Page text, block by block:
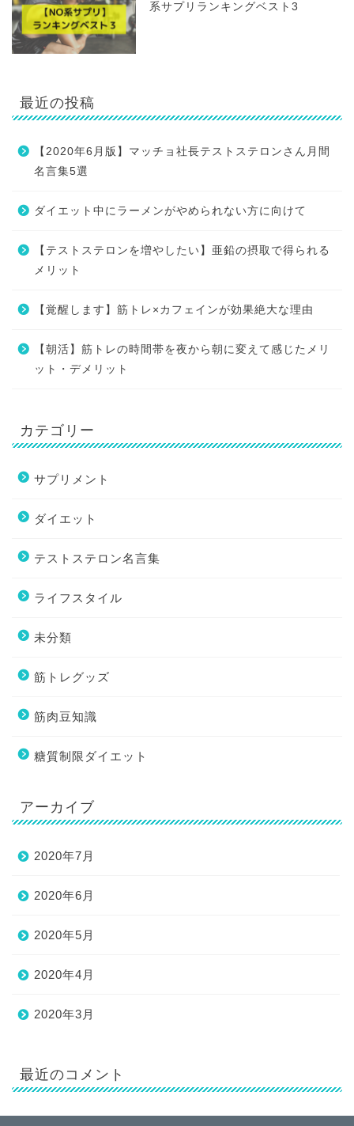
系サプリランキングベスト3
最近の投稿
【2020年6月版】マッチョ社長テストステロンさん月間
名言集5選
ダイエット中にラーメンがやめられない方に向けて
【テストステロンを増やしたい】亜鉛の摂取で得られる
メリット
【覚醒します】筋トレ×カフェインが効果絶大な理由
【朝活】筋トレの時間帯を夜から朝に変えて感じたメリ
ット・デメリット
カテゴリー
サプリメント
ダイエット
テストステロン名言集
ライフスタイル
未分類
筋トレグッズ
筋肉豆知識
糖質制限ダイエット
アーカイブ
2020年7月
2020年6月
2020年5月
2020年4月
2020年3月
最近のコメント